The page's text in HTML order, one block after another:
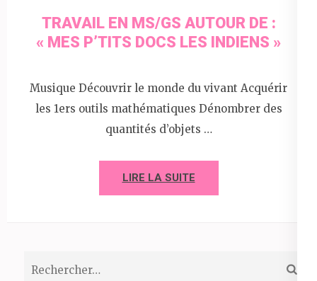
TRAVAIL EN MS/GS AUTOUR DE :
« MES P’TITS DOCS LES INDIENS »
Musique Découvrir le monde du vivant Acquérir
les 1ers outils mathématiques Dénombrer des
quantités d’objets …
LIRE LA SUITE